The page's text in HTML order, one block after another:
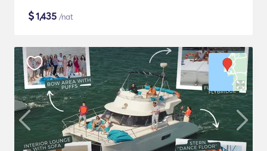
$1,435 /nat